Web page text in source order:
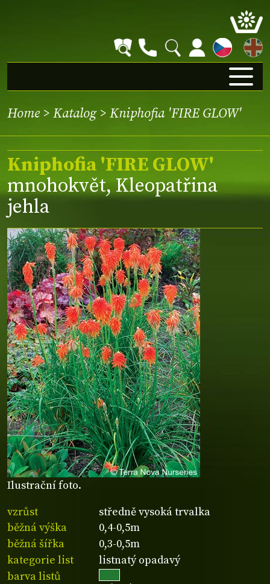
EN
Home > Katalog> Kniphofia 'FIRE GLOW'
Ilustrační foto.
Kniphofia 'FIRE GLOW'
mnohokvět, Kleopatřina
jehla
vzrůst
středně vysoká trvalka
běžná výška
0,4-0,5m
běžná šířka
0,3-0,5m
kategorie list
listnatý opadavý
barva listů